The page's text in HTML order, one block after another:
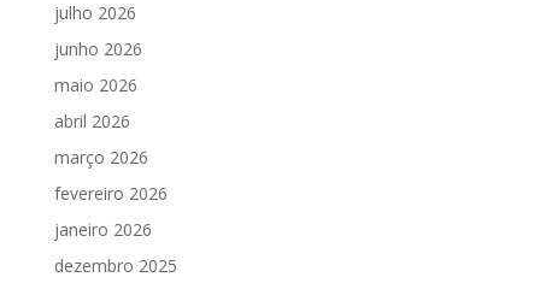
julho 2026
junho 2026
maio 2026
abril 2026
março 2026
fevereiro 2026
janeiro 2026
dezembro 2025